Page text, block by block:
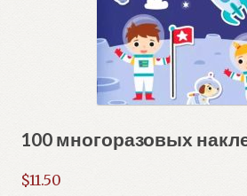
100 многоразовых
$11.50